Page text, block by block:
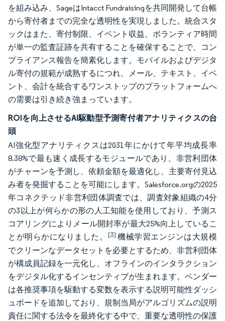
を組み込み、SageはIntacct Fundraisingを共同開発して台帳
から寄付者までの完全な透明性を実現しました。統合スタ
ックはまた、寄付制限、イベント収益、ボランティア時間
が単一の監査証跡を共有することを確保することで、コン
プライアンス報告を簡素化します。モバイルおよびデジタ
ル寄付の規範が成熟するにつれ、メール、テキスト、イベ
ント、会計を統合するワンストップのプラットフォームへ
の需要は引き続き強まっています。
ROIを向上させるAI駆動型予測寄付者アナリティクスの台
頭
AI強化型アナリティクスは2031年にかけて年平均成長率
8.38%で最も速く成長するモジュールであり、非営利団体
がチャーンを予測し、依頼金額を最適化し、主要寄付見込
み者を発掘することを可能にします。Salesforce.orgの2025
年コネクテッド非営利団体調査では、調査対象組織の4分
の3以上が何らかの形の人工知能を使用しており、予測ス
コアリングによりメール開封率が最大25%向上しているこ
とが明らかになりました。 [3] 機械学習エンジンは大規模
でクリーンなデータセットを必要とするため、非営利団体
が構成員記録を一元化し、オフラインのインタラクション
をデジタル化するインセンティブが生まれます。ベンダー
は各推奨事項を駆動する変数を表示する説明可能性ダッシ
ュボードを追加しており、規制当局がアルゴリズムの説明
責任に関する法令を最終化する中で、重要な透明性の保護